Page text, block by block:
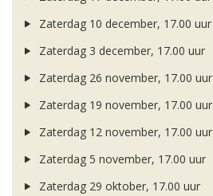
Zaterdag 10 december, 17.00 uur
Zaterdag 3 december, 17.00 uur
Zaterdag 26 november, 17.00 uur
Zaterdag 19 november, 17.00 uur
Zaterdag 12 november, 17.00 uur
Zaterdag 5 november, 17.00 uur
Zaterdag 29 oktober, 17.00 uur